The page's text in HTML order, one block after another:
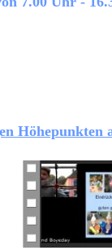
Höhepunkten